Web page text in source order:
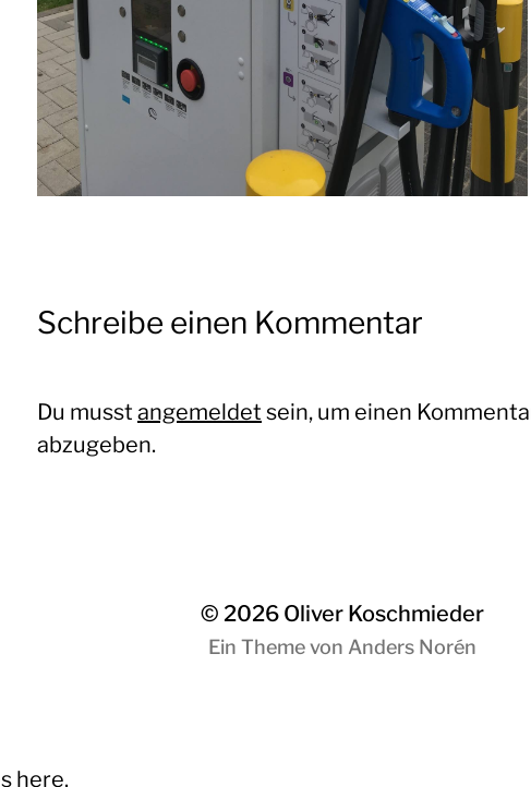
Schreibe einen Kommentar
Du musst angemeldet sein, um einen
abzugeben.
© 2026 Oliver Koschmieder
Ein Theme von Anders Norén
here.